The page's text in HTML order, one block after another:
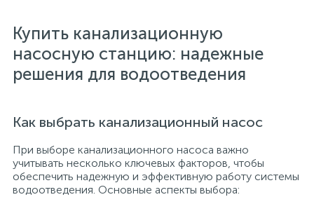
Купить канализационную
насосную станцию: надежные
решения для водоотведения
Как выбрать канализационный насос
При выборе канализационного насоса важно
учитывать несколько ключевых факторов, чтобы
обеспечить надежную и эффективную работу системы
водоотведения. Основные аспекты выбора: